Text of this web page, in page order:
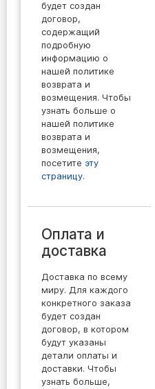
будет создан
договор,
содержащий
подробную
информацию о
нашей политике
возврата и
возмещения. Чтобы
узнать больше о
нашей политике
возврата и
возмещения,
посетите эту
страницу.
Оплата и
доставка
Доставка по всему
миру. Для каждого
конкретного заказа
будет создан
договор, в котором
будут указаны
детали оплаты и
доставки. Чтобы
узнать больше,